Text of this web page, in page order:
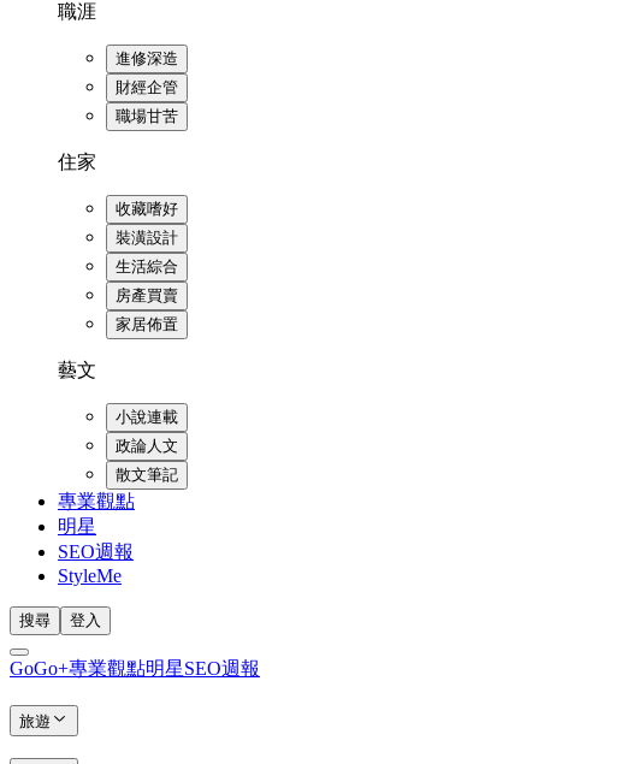
職涯
進修深造
財經企管
職場甘苦
住家
收藏嗜好
裝潢設計
生活綜合
房產買賣
家居佈置
藝文
小說連載
政論人文
散文筆記
專業觀點
明星
SEO週報
StyleMe
搜尋 登入
GoGo+專業觀點明星SEO週報
旅遊